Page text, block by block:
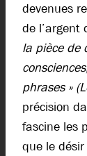
devenues
de l’argent
la pièce de
phrases »
précision
fascine les
que le désir